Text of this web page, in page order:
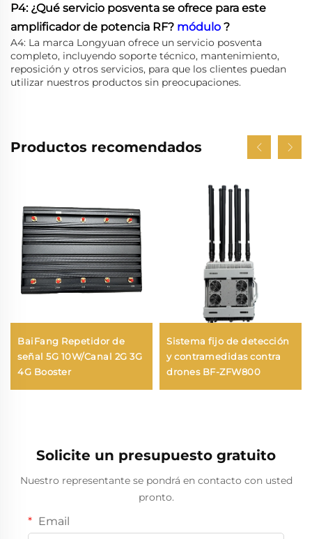
P4: ¿Qué servicio posventa se ofrece para este
amplificador de potencia RF? módulo ?
A4: La marca Longyuan ofrece un servicio posventa
completo, incluyendo soporte técnico, mantenimiento,
reposición y otros servicios, para que los clientes puedan
utilizar nuestros productos sin preocupaciones.
Productos recomendados
BaiFang Repetidor de
señal 5G 10W/Canal 2G 3G
4G Booster
Sistema fijo de detección
y contramedidas contra
drones BF-ZFW800
Solicite un presupuesto gratuito
Nuestro representante se pondrá en contacto con usted
pronto.
Email